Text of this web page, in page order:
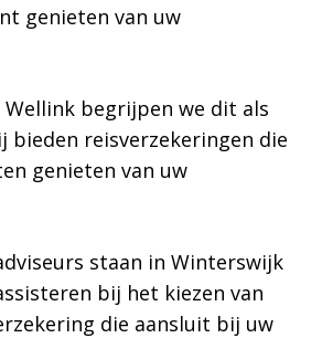
genieten van uw
Wellink begrijpen we dit als
bieden reisverzekeringen die
genieten van uw
staan in Winterswijk
bij het kiezen van
die aansluit bij uw